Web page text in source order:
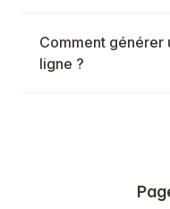
Comment générer
ligne ?